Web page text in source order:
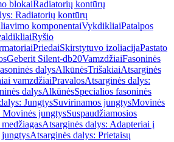
blokaiRadiatorių kontūrų
Radiatorių kontūrų
komponentaiVykdikliaiPatalpos
Ryšio
PriedaiSkirstytuvo izoliacijaPastato
Geberit Silent-db20VamzdžiaiFasoninės
dalysAlkūnėsTrišakiaiAtsarginės
vamzdžiaiPravalosAtsarginės dalys:
dalysAlkūnėsSpecialios fasoninės
JungtysSuvirinamos jungtysMovinės
Movinės jungtysSuspaudžiamosios
Atsarginės dalys: Adapteriai į
jungtysAtsarginės dalys: Prietaisų